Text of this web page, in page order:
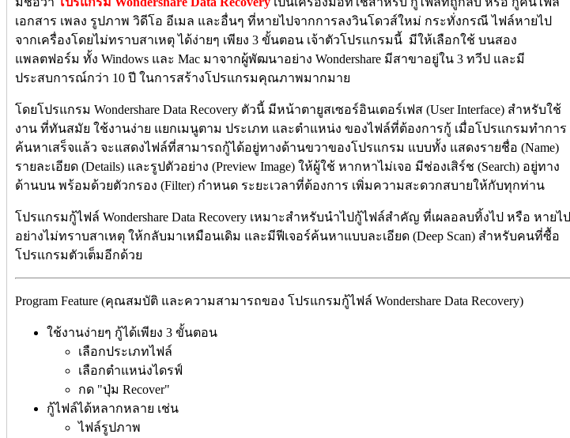
เอกสาร เพลง รูปภาพ วิดีโอ อีเมล และอื่นๆ ที่หายไปจากการลงวินโดวส์ใหม่ กระทั่งกรณี ไฟล์หายไป
จากเครื่องโดยไม่ทราบสาเหตุ ได้ง่ายๆ เพียง 3 ขั้นตอน เจ้าตัวโปรแกรมนี้ มีให้เลือกใช้ บนสอง
แพลตฟอร์ม ทั้ง Windows และ Mac มาจากผู้พัฒนาอย่าง Wondershare มีสาขาอยู่ใน 3 ทวีป และมี
ประสบการณ์กว่า 10 ปี ในการสร้างโปรแกรมคุณภาพมากมาย
โดยโปรแกรม Wondershare Data Recovery ตัวนี้ มีหน้าตายูสเซอร์อินเตอร์เฟส (User Interface) สำหรับใช้
งาน ที่ทันสมัย ใช้งานง่าย แยกเมนูตาม ประเภท และตำแหน่ง ของไฟล์ที่ต้องการกู้ เมื่อโปรแกรมทำการ
ค้นหาเสร็จแล้ว จะแสดงไฟล์ที่สามารถกู้ได้อยู่ทางด้านขวาของโปรแกรม แบบทั้ง แสดงรายชื่อ (Name)
รายละเอียด (Details) และรูปตัวอย่าง (Preview Image) ให้ผู้ใช้ หากหาไม่เจอ มีช่องเสิร์ช (Search) อยู่ทาง
ด้านบน พร้อมด้วยตัวกรอง (Filter) กำหนด ระยะเวลาที่ต้องการ เพิ่มความสะดวกสบายให้กับทุกท่าน
โปรแกรมกู้ไฟล์ Wondershare Data Recovery เหมาะสำหรับนำไปกู้ไฟล์สำคัญ ที่เผลอลบทิ้งไป หรือ หายไป
อย่างไม่ทราบสาเหตุ ให้กลับมาเหมือนเดิม และมีฟีเจอร์ค้นหาแบบละเอียด (Deep Scan) สำหรับคนที่ซื้อ
โปรแกรมตัวเต็มอีกด้วย
Program Feature (คุณสมบัติ และความสามารถของ โปรแกรมกู้ไฟล์ Wondershare Data Recovery)
ใช้งานง่ายๆ กู้ได้เพียง 3 ขั้นตอน
เลือกประเภทไฟล์
เลือกตำแหน่งไดรฟ์
กด "ปุ่ม Recover"
กู้ไฟล์ได้หลากหลาย เช่น
ไฟล์รูปภาพ